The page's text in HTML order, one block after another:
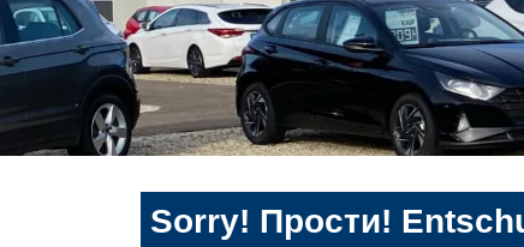
Sorry! Прости!